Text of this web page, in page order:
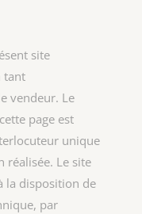
site
tant
vendeur. Le
page est
unique
réalisée. Le site
la disposition de
par